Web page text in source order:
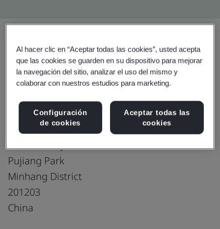
Compartir: Actualizar
Winifred Cleanroom & ESD Products
(Shanghai) Ltd.
Room 201, Building 25
No. 588, Xinjunhuan Road
Pujiang Park
Minhang District
201203
China
Al hacer clic en “Aceptar todas las cookies”, usted acepta
que las cookies se guarden en su dispositivo para mejorar
la navegación del sitio, analizar el uso del mismo y
colaborar con nuestros estudios para marketing.
Configuración
de cookies
Aceptar todas las
cookies